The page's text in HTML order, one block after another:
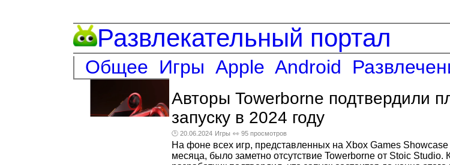
Развлекательный портал
Общее Игры Apple Android
Авторы Towerborne подтвердили
запуску в 2024 году
🕑 20.06.2024 Игры 👀 95 просмотров
На фоне всех игр, представленных на Xbox Games Showcase
месяца, было заметно отсутствие Towerborne от Stoic Studio.